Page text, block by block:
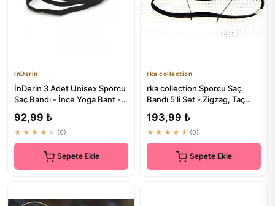
İnDerin
İnDerin 3 Adet Unisex Sporcu
Saç Bandı - İnce Yoga Bant -
92,99 ₺
★★★★★ (0)
Sepete Ekle
rka collection
rka collection Sporcu Saç
Bandı 5'li Set - Zigzag, Taç
193,99 ₺
★★★★★ (0)
Sepete Ekle